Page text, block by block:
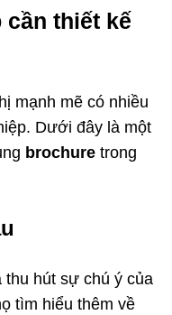
cần thiết kế
mạnh mẽ có nhiều
Dưới đây là một
brochure trong
thu hút sự chú ý của
tìm hiểu thêm về